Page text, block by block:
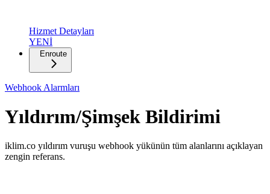
Hizmet Detayları
YENİ
Enroute
Webhook Alarmları
Yıldırım/Şimşek Bildirimi
iklim.co yıldırım vuruşu webhook yükünün tüm alanlarını açıklayan
zengin referans.